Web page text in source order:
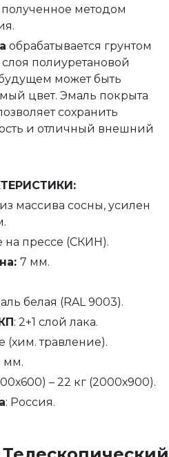
методом
обрабатывается грунтом
полиуретановой
может быть
цвет. Эмаль покрыта
сохранить
и отличный внешний
массива сосны, усилен
на прессе (СКИН).
7 мм.
белая (RAL 9003).
: 2+1 слой лака.
(хим. травление).
мм.
– 22 кг (2000х900).
: Россия.